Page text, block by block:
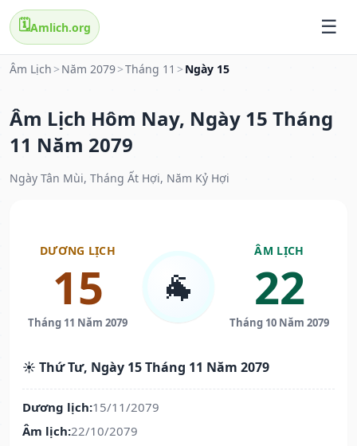
🗓️Amlich.org
Âm Lịch > Năm 2079>Tháng 11 > Ngày 15
Âm Lịch Hôm Nay, Ngày 15 Tháng
11 Năm 2079
Ngày Tân Mùi, Tháng Ất Hợi, Năm Kỷ Hợi
DƯƠNG LỊCH
15
Tháng 11 Năm 2079
🐐
ÂM LỊCH
22
Tháng 10 Năm 2079
☀️ Thứ Tư, Ngày 15 Tháng 11 Năm 2079
Dương lịch:15/11/2079
Âm lịch:22/10/2079